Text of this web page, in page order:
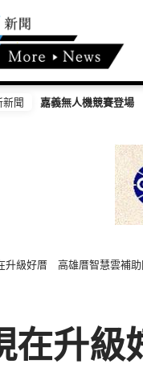
新聞 嘉義無人機競賽登場
升級好厝 高雄厝智慧雲補助
在升